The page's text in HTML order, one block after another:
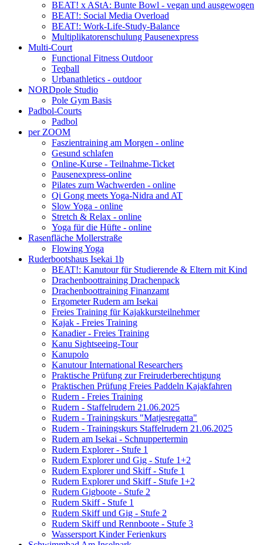
BEAT! x AStA: Bunte Bowl - vegan und ausgewogen
BEAT!: Social Media Overload
BEAT!: Work-Life-Study-Balance
Multiplikatorenschulung Pausenexpress
Multi-Court
Functional Fitness Outdoor
Teqball
Urbanathletics - outdoor
NORDpole Studio
Pole Gym Basis
Padbol-Courts
Padbol
per ZOOM
Faszientraining am Morgen - online
Gesund schlafen
Online-Kurse - Teilnahme-Ticket
Pausenexpress-online
Pilates zum Wachwerden - online
Qi Gong meets Yoga-Nidra and AT
Slow Yoga - online
Stretch & Relax - online
Yoga für die Hüfte - online
Rasenfläche Mollerstraße
Flowing Yoga
Ruderbootshaus Isekai 1b
BEAT!: Kanutour für Studierende & Eltern mit Kind
Drachenboottraining Drachenpack
Drachenboottraining Finanzamt
Ergometer Rudern am Isekai
Freies Training für Kajakkursteilnehmer
Kajak - Freies Training
Kanadier - Freies Training
Kanu Sightseeing-Tour
Kanupolo
Kanutour International Researchers
Praktische Prüfung zur Freiruderberechtigung
Praktischen Prüfung Freies Paddeln Kajakfahren
Rudern - Freies Training
Rudern - Staffelrudern 21.06.2025
Rudern - Trainingskurs "Matjesregatta"
Rudern - Trainingskurs Staffelrudern 21.06.2025
Rudern am Isekai - Schnuppertermin
Rudern Explorer - Stufe 1
Rudern Explorer und Gig - Stufe 1+2
Rudern Explorer und Skiff - Stufe 1
Rudern Explorer und Skiff - Stufe 1+2
Rudern Gigboote - Stufe 2
Rudern Skiff - Stufe 1
Rudern Skiff und Gig - Stufe 2
Rudern Skiff und Rennboote - Stufe 3
Wassersport Kinder Ferienkurs